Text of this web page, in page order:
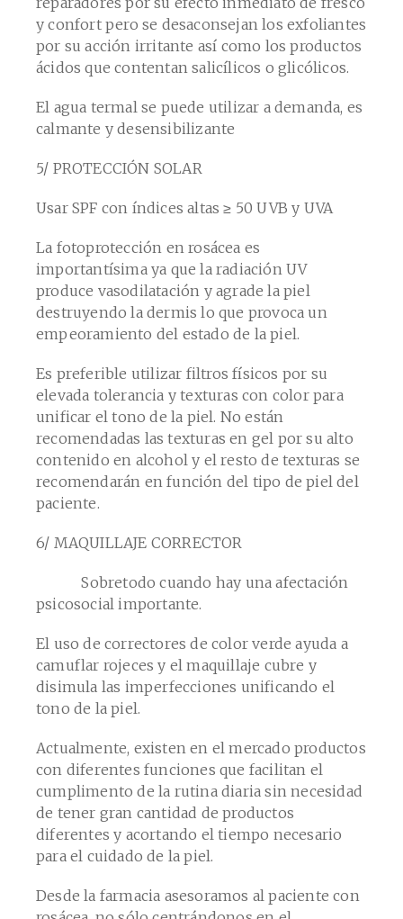
y confort pero se desaconsejan los exfoliantes
por su acción irritante así como los productos
ácidos que contentan salicílicos o glicólicos.
El agua termal se puede utilizar a demanda, es
calmante y desensibilizante
5/ PROTECCIÓN SOLAR
Usar SPF con índices altas ≥ 50 UVB y UVA
La fotoprotección en rosácea es
importantísima ya que la radiación UV
produce vasodilatación y agrade la piel
destruyendo la dermis lo que provoca un
empeoramiento del estado de la piel.
Es preferible utilizar filtros físicos por su
elevada tolerancia y texturas con color para
unificar el tono de la piel. No están
recomendadas las texturas en gel por su alto
contenido en alcohol y el resto de texturas se
recomendarán en función del tipo de piel del
paciente.
6/ MAQUILLAJE CORRECTOR
Sobretodo cuando hay una afectación
psicosocial importante.
El uso de correctores de color verde ayuda a
camuflar rojeces y el maquillaje cubre y
disimula las imperfecciones unificando el
tono de la piel.
Actualmente, existen en el mercado productos
con diferentes funciones que facilitan el
cumplimento de la rutina diaria sin necesidad
de tener gran cantidad de productos
diferentes y acortando el tiempo necesario
para el cuidado de la piel.
Desde la farmacia asesoramos al paciente con